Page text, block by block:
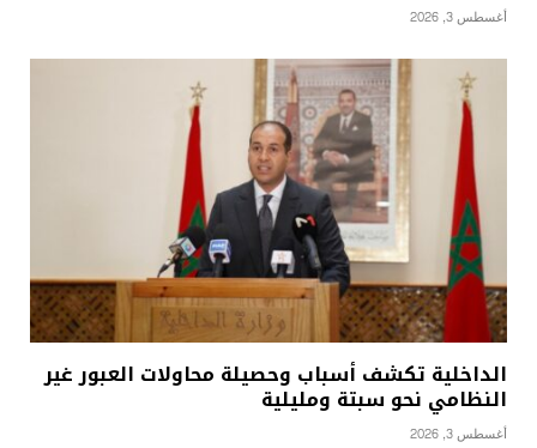
أغسطس 3, 2026
الداخلية تكشف أسباب وحصيلة محاولات العبور غير
النظامي نحو سبتة ومليلية
أغسطس 3, 2026